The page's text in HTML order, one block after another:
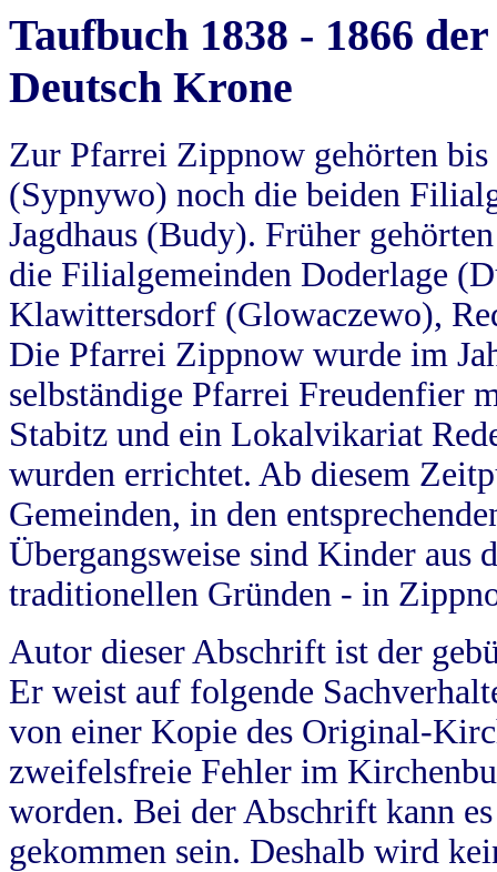
Taufbuch 1838 - 1866
Deutsch Krone
Zur Pfarrei Zippnow gehörten
(Sypnywo) noch die beiden
Jagdhaus (Budy). Früher
die Filialgemeinden Doderlage
Klawittersdorf (Glowaczewo),
Die Pfarrei Zippnow wurde im
selbständige Pfarrei Freudenfier
Stabitz und ein Lokalvikariat
wurden errichtet. Ab diesem
Gemeinden, in den
Übergangsweise sind Kinder aus
traditionellen Gründen - in
Autor dieser Abschrift ist der
Er weist auf folgende
von einer Kopie des Original-
zweifelsfreie Fehler im
worden. Bei der Abschrift kann
gekommen sein. Deshalb wird